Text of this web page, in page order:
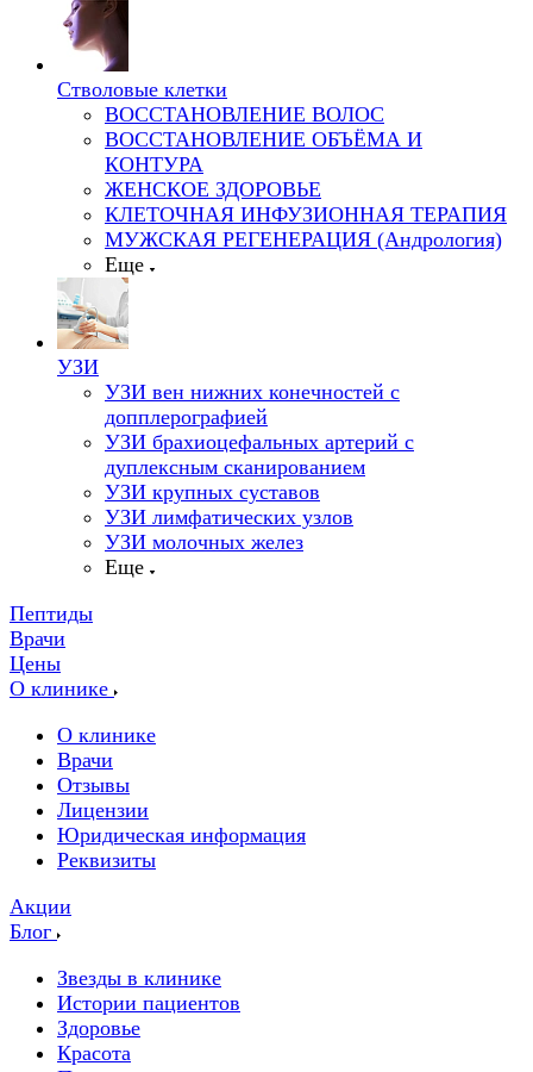
Стволовые клетки
ВОССТАНОВЛЕНИЕ ВОЛОС
ВОССТАНОВЛЕНИЕ ОБЪЁМА И
КОНТУРА
ЖЕНСКОЕ ЗДОРОВЬЕ
КЛЕТОЧНАЯ ИНФУЗИОННАЯ ТЕРАПИЯ
МУЖСКАЯ РЕГЕНЕРАЦИЯ (Андрология)
Еще
УЗИ
УЗИ вен нижних конечностей с
допплерографией
УЗИ брахиоцефальных артерий с
дуплексным сканированием
УЗИ крупных суставов
УЗИ лимфатических узлов
УЗИ молочных желез
Еще
Пептиды
Врачи
Цены
О клинике
О клинике
Врачи
Отзывы
Лицензии
Юридическая информация
Реквизиты
Акции
Блог
Звезды в клинике
Истории пациентов
Здоровье
Красота